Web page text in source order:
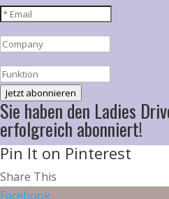
Jetzt abonnieren
Sie haben den Ladies
erfolgreich abonniert!
Pin It on Pinterest
Share This
Facebook